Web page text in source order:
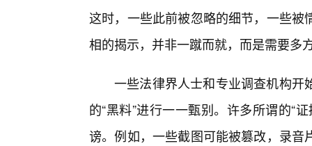
这时，一些此前被忽略的细节，一些
相的揭示，并非一蹴而就，而是需要多
一些法律界人士和专业调查机构开
的“黑料”进行一一甄别。许多所谓的“
谤。例如，一些截图可能被篡改，录